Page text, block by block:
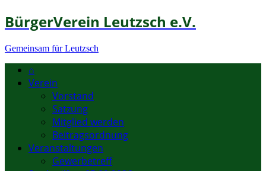
BürgerVerein Leutzsch e.V.
Gemeinsam für Leutzsch
⌂
Verein
Vorstand
Satzung
Mitglied werden
Beitragsordnung
Veranstaltungen
Gewerbetreff